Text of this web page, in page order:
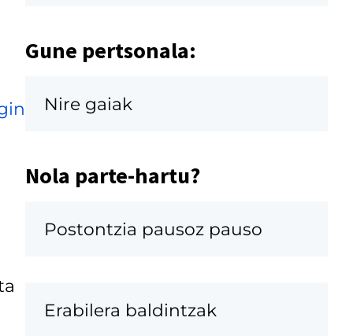
Gune pertsonala:
Nire gaiak
Nola parte-hartu?
Postontzia pausoz pauso
Erabilera baldintzak